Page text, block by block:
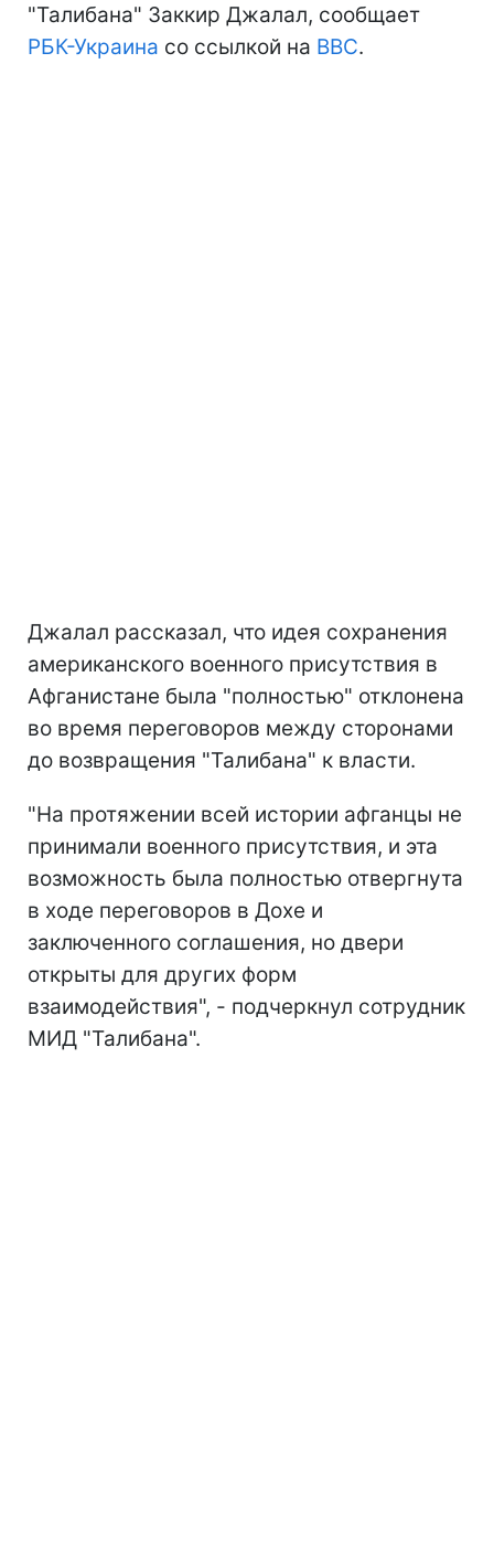
"Талибана" Заккир Джалал, сообщает
РБК-Украина со ссылкой на BBC.
Джалал рассказал, что идея сохранения
американского военного присутствия в
Афганистане была "полностью" отклонена
во время переговоров между сторонами
до возвращения "Талибана" к власти.
"На протяжении всей истории афганцы не
принимали военного присутствия, и эта
возможность была полностью отвергнута
в ходе переговоров в Дохе и
заключенного соглашения, но двери
открыты для других форм
взаимодействия", - подчеркнул сотрудник
МИД "Талибана".